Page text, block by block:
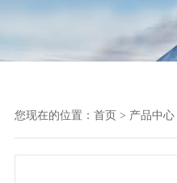
您现在的位置： 首页 > 产品中心